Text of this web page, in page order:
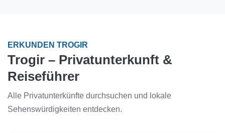
ERKUNDEN TROGIR
Trogir – Privatunterkunft &
Reiseführer
Alle Privatunterkünfte durchsuchen und lokale
Sehenswürdigkeiten entdecken.